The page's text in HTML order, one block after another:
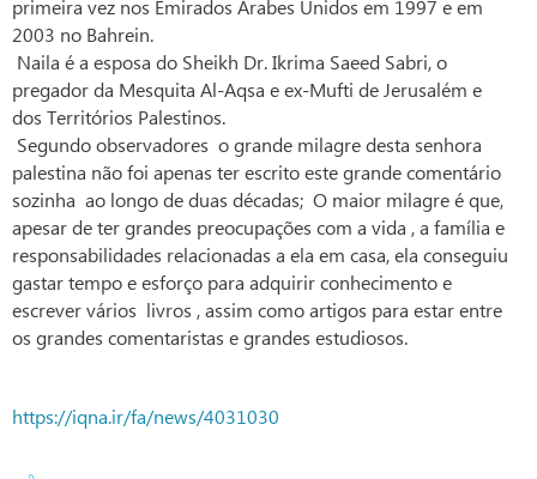
primeira vez nos Emirados Árabes Unidos em 1997 e em
2003 no Bahrein.
Naila é a esposa do Sheikh Dr. Ikrima Saeed Sabri, o
pregador da Mesquita Al-Aqsa e ex-Mufti de Jerusalém e
dos Territórios Palestinos.
Segundo observadores o grande milagre desta senhora
palestina não foi apenas ter escrito este grande comentário
sozinha ao longo de duas décadas; O maior milagre é que,
apesar de ter grandes preocupações com a vida , a família e
responsabilidades relacionadas a ela em casa, ela conseguiu
gastar tempo e esforço para adquirir conhecimento e
escrever vários livros , assim como artigos para estar entre
os grandes comentaristas e grandes estudiosos.
https://iqna.ir/fa/news/4031030